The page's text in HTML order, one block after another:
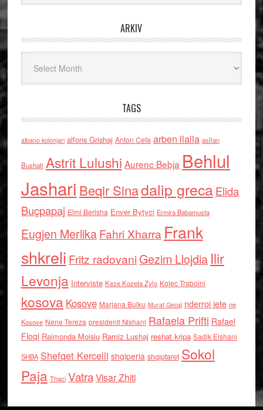
ARKIV
TAGS
albano kolonjari alfons Grishaj Anton Cefa arben llalla asllan
Bushati Astrit Lulushi Aurenc Bebja Behlul
Jashari Beqir Sinadalip grecaElida
Buçpapaj Elmi Berisha Enver Bytyci Ermira Babamusta
Eugjen MerlikaFahri Xharra Frank
shkreli Fritz radovaniGezim Llojdia Ilir
Levonja Interviste Keze Kozeta Zylo Kolec Traboini
kosova Kosove Marjana Bulku Murat Gecaj nderroi jete ne
Kosove Nene Tereza presidenti Nishani Rafaela Prifti Rafael
Floqi Raimonda Moisiu Ramiz Lushaj reshat kripa Sadik Elshani
SHBA Shefqet Kercelli shqiperia shqiptaret Sokol
Paja Thaci VatraVisar Zhiti